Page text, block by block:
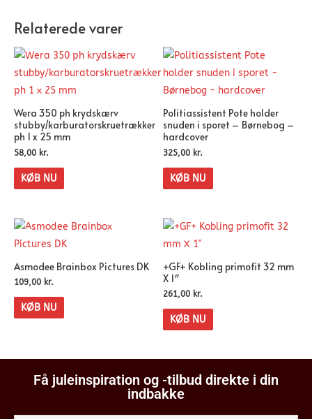
Relaterede varer
Wera 350 ph krydskærv
stubby/karburatorskruetrækker
ph 1 x 25 mm
58,00 kr.
KØB NU
Politiassistent Pote holder
snuden i sporet – Børnebog –
hardcover
325,00 kr.
KØB NU
Asmodee Brainbox Pictures DK
109,00 kr.
KØB NU
+GF+ Kobling primofit 32 mm
X 1″
261,00 kr.
KØB NU
Få juleinspiration og -tilbud direkte i din
indbakke